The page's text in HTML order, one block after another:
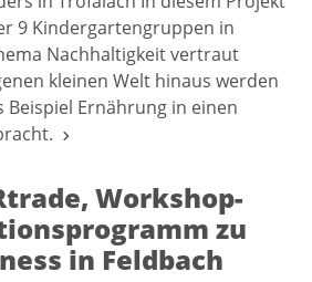
9 Kindergartengruppen in
Nachhaltigkeit vertraut
kleinen Welt hinaus werden
Beispiel Ernährung in einen
Workshop-
zu
in Feldbach